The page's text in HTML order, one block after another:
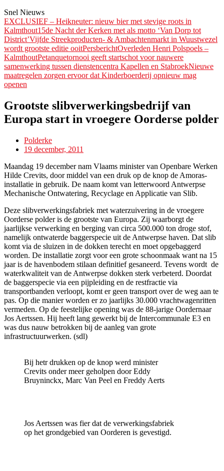
Snel Nieuws
EXCLUSIEF – Heikneuter: nieuw bier met stevige roots in
Kalmthout15de Nacht der Kerken met als motto ‘Van Dorp tot
District’Vijfde Streekproducten- & Ambachtenmarkt in Wuustwezel
wordt grootste editie ooitPersberichtOverleden Henri Polspoels –
KalmthoutPetanquetornooi geeft startschot voor nauwere
samenwerking tussen dienstencentra Kapellen en StabroekNieuwe
maatregelen zorgen ervoor dat Kinderboerderij opnieuw mag
openen
Grootste slibverwerkingsbedrijf van
Europa start in vroegere Oorderse polder
Polderke
19 december, 2011
Maandag 19 december nam Vlaams minister van Openbare Werken
Hilde Crevits, door middel van een druk op de knop de Amoras-
installatie in gebruik. De naam komt van letterwoord Antwerpse
Mechanische Ontwatering, Recyclage en Applicatie van Slib.
Deze slibverwerkingsfabriek met waterzuivering in de vroegere
Oorderse polder is de grootste van Europa. Zij waarborgt de
jaarlijkse verwerking en berging van circa 500.000 ton droge stof,
namelijk ontwaterde baggerspecie uit de Antwerpse haven. Dat slib
komt via de sluizen in de dokken terecht en moet opgebaggerd
worden. De installatie zorgt voor een grote schoonmaak want na 15
jaar is de havenbodem stilaan definitief gesaneerd. Tevens wordt de
waterkwaliteit van de Antwerpse dokken sterk verbeterd. Doordat
de baggerspecie via een pijpleiding en de restfractie via
transportbanden verloopt, komt er geen transport over de weg aan te
pas. Op die manier worden er zo jaarlijks 30.000 vrachtwagenritten
vermeden. Op de feestelijke opening was de 88-jarige Oordernaar
Jos Aertssen. Hij heeft lang gewerkt bij de Intercommunale E3 en
was dus nauw betrokken bij de aanleg van grote
infrastructuurwerken. (sdl)
Bij hetr drukken op de knop werd minister
Crevits onder meer geholpen door Eddy
Bruyninckx, Marc Van Peel en Freddy Aerts
Jos Aertssen was fier dat de verwerkingsfabriek
op het grondgebied van Oorderen is gevestigd.